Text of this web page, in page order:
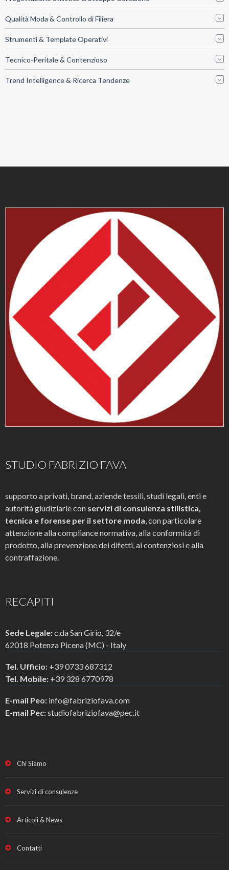
Qualità Moda & Controllo di Filiera
Strumenti & Template Operativi
Tecnico-Peritale & Contenzioso
Trend Intelligence & Ricerca Tendenze
STUDIO FABRIZIO FAVA
supporto a privati, brand, aziende tessili, studi legali, enti e
autorità giudiziarie con servizi di consulenza stilistica,
tecnica e forense per il settore moda, con particolare
attenzione alla compliance normativa, alla conformità di
prodotto, alla prevenzione dei difetti, ai contenziosi e alla
contraffazione.
RECAPITI
Sede Legale:c.da San Girio, 32/e
62018 Potenza Picena (MC) - Italy
Tel. Ufficio: +39 0733 687312
Tel. Mobile: +39 328 6770978
E-mail Peo: info@fabriziofava.com
E-mail Pec:studiofabriziofava@pec.it
Chi Siamo
Servizi di consulenze
Articoli & News
Contatti